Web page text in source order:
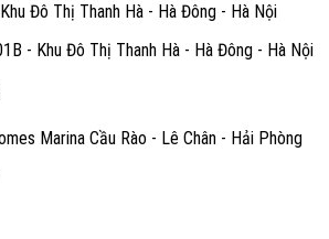
Đô Thị Thanh Hà - Hà Đông - Hà Nội
- Khu Đô Thị Thanh Hà - Hà Đông - Hà Nội
Marina Cầu Rào - Lê Chân - Hải Phòng